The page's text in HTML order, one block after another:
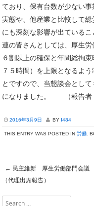
ており、保有台数が少ない
実態や、他産業と比較して
にも深刻な影響が出ている
連の皆さんとしては、厚生
６割以上の確保と年間総拘
７５時間）を上限となるよ
とですので、当懇談会とし
になりました。 （報告者
2016年3月9日 BY I484
THIS ENTRY WAS POSTED IN 労働 .
Post navigation
← 民主維新 厚生労働部門会
（代理出席報告）
Search